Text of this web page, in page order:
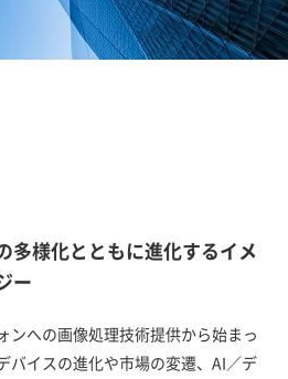
多様化とともに進化するイメ
ー
ンへの画像処理技術提供から始まっ
バイスの進化や市場の変遷、AI／デ